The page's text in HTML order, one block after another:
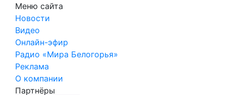
Меню сайта
Новости
Видео
Онлайн-эфир
Радио «Мира Белогорья»
Реклама
О компании
Партнёры